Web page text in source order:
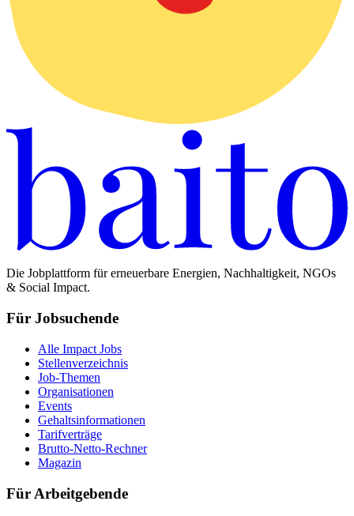
Die Jobplattform für erneuerbare Energien, Nachhaltigkeit, NGOs
& Social Impact.
Für Jobsuchende
Alle Impact Jobs
Stellenverzeichnis
Job-Themen
Organisationen
Events
Gehaltsinformationen
Tarifverträge
Brutto-Netto-Rechner
Magazin
Für Arbeitgebende